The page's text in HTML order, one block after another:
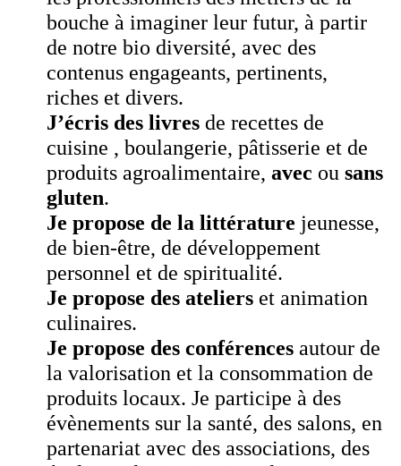
bouche à imaginer leur futur, à partir
de notre bio diversité, avec des
contenus engageants, pertinents,
riches et divers.
J’écris des livres de recettes de
cuisine , boulangerie, pâtisserie et de
produits agroalimentaire, avec ou sans
gluten.
Je propose de la littérature jeunesse,
de bien-être, de développement
personnel et de spiritualité.
Je propose des ateliers et animation
culinaires.
Je propose des conférences autour de
la valorisation et la consommation de
produits locaux. Je participe à des
évènements sur la santé, des salons, en
partenariat avec des associations, des